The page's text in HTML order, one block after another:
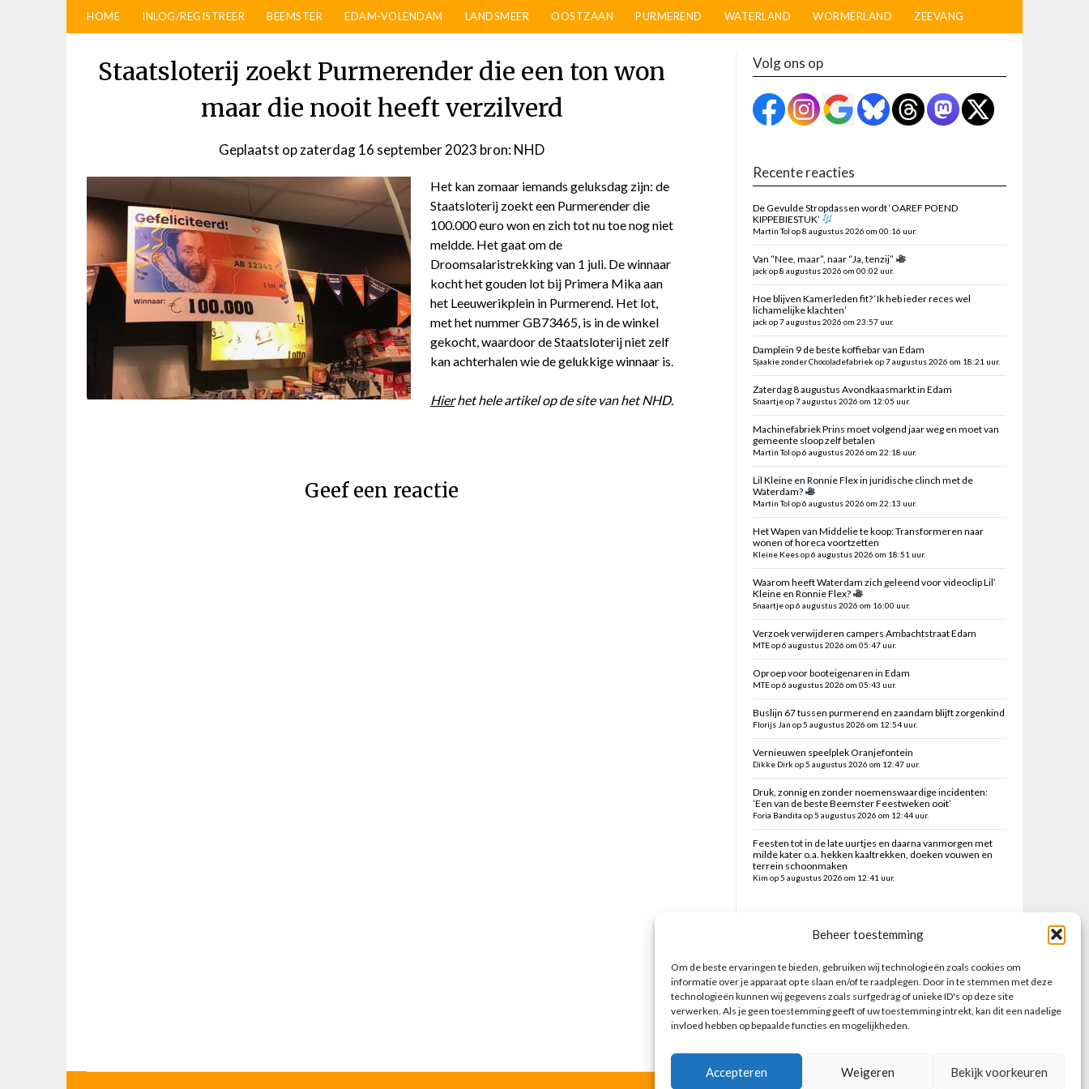
Beheer toestemming
Om de beste ervaringen te bieden, gebruiken wij technologieën zoals cookies om
informatie over je apparaat op te slaan en/of te raadplegen. Door in te stemmen met deze
technologieën kunnen wij gegevens zoals surfgedrag of unieke ID's op deze site
verwerken. Als je geen toestemming geeft of uw toestemming intrekt, kan dit een nadelige
invloed hebben op bepaalde functies en mogelijkheden.
Accepteren Weigeren Bekijk voorkeuren
HOME INLOG/REGISTREER BEEMSTER EDAM-VOLENDAM LANDSMEER OOSTZAAN PURMEREND WATERLAND WORMERLAND ZEEVANG
Staatsloterij zoekt Purmerender die een ton won
maar die nooit heeft verzilverd
Geplaatst opzaterdag 16 september 2023 door
bron: NHD
Het kan zomaar iemands geluksdag zijn: de
Staatsloterij zoekt een Purmerender die
100.000 euro won en zich tot nu toe nog niet
meldde. Het gaat om de
Droomsalaristrekking van 1 juli. De winnaar
kocht het gouden lot bij Primera Mika aan
het Leeuwerikplein in Purmerend. Het lot,
met het nummer GB73465, is in de winkel
gekocht, waardoor de Staatsloterij niet zelf
kan achterhalen wie de gelukkige winnaar is.
Hierhet hele artikel op de site van het NHD.
Geef een reactie
Volg ons op
Recente reacties
De Gevulde Stropdassen wordt ‘OAREF POEND
KIPPEBIESTUK’
Martin Tol op 8 augustus 2026 om 00:16 uur.
Van “Nee, maar”, naar “Ja, tenzij”
jack op 8 augustus 2026 om 00:02 uur.
Hoe blijven Kamerleden fit? ‘Ik heb ieder reces wel
lichamelijke klachten’
jack op 7 augustus 2026 om 23:57 uur.
Damplein 9 de beste koffiebar van Edam
Sjaakie zonder Chocoladefabriek op 7 augustus 2026 om 18:21 uur.
Zaterdag 8 augustus Avondkaasmarkt in Edam
Snaartje op 7 augustus 2026 om 12:05 uur.
Machinefabriek Prins moet volgend jaar weg en moet van
gemeente sloop zelf betalen
Martin Tol op 6 augustus 2026 om 22:18 uur.
Lil Kleine en Ronnie Flex in juridische clinch met de
Waterdam?
Martin Tol op 6 augustus 2026 om 22:13 uur.
Het Wapen van Middelie te koop: Transformeren naar
wonen of horeca voortzetten
Kleine Kees op 6 augustus 2026 om 18:51 uur.
Waarom heeft Waterdam zich geleend voor videoclip Lil’
Kleine en Ronnie Flex?
Snaartje op 6 augustus 2026 om 16:00 uur.
Verzoek verwijderen campers Ambachtstraat Edam
MTE op 6 augustus 2026 om 05:47 uur.
Oproep voor booteigenaren in Edam
MTE op 6 augustus 2026 om 05:43 uur.
Buslijn 67 tussen purmerend en zaandam blijft zorgenkind
Florijs Jan op 5 augustus 2026 om 12:54 uur.
Vernieuwen speelplek Oranjefontein
Dikke Dirk op 5 augustus 2026 om 12:47 uur.
Druk, zonnig en zonder noemenswaardige incidenten:
’Een van de beste Beemster Feestweken ooit’
Foria Bandita op 5 augustus 2026 om 12:44 uur.
Feesten tot in de late uurtjes en daarna vanmorgen met
milde kater o.a. hekken kaaltrekken, doeken vouwen en
terrein schoonmaken
Kim op 5 augustus 2026 om 12:41 uur.